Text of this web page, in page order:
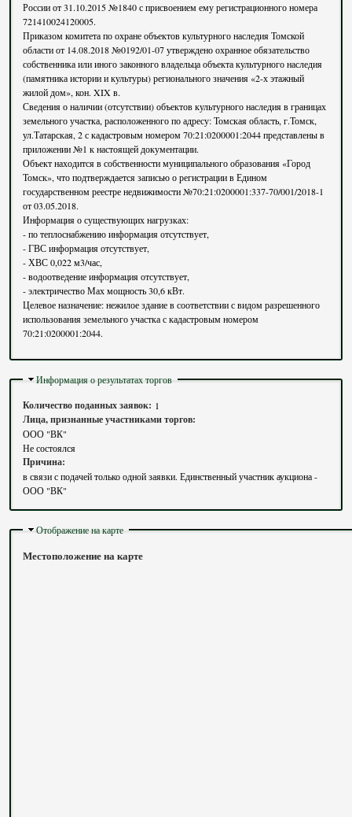
России от 31.10.2015 №1840 с присвоением ему регистрационного номера
721410024120005.
Приказом комитета по охране объектов культурного наследия Томской
области от 14.08.2018 №0192/01-07 утверждено охранное обязательство
собственника или иного законного владельца объекта культурного наследия
(памятника истории и культуры) регионального значения «2-х этажный
жилой дом», кон. XIX в.
Сведения о наличии (отсутствии) объектов культурного наследия в границах
земельного участка, расположенного по адресу: Томская область, г.Томск,
ул.Татарская, 2 с кадастровым номером 70:21:0200001:2044 представлены в
приложении №1 к настоящей документации.
Объект находится в собственности муниципального образования «Город
Томск», что подтверждается записью о регистрации в Едином
государственном реестре недвижимости №70:21:0200001:337-70/001/2018-1
от 03.05.2018.
Информация о существующих нагрузках:
- по теплоснабжению информация отсутствует,
- ГВС информация отсутствует,
- ХВС 0,022 м3/час,
- водоотведение информация отсутствует,
- электричество Мах мощность 30,6 кВт.
Целевое назначение: нежилое здание в соответствии с видом разрешенного
использования земельного участка с кадастровым номером
70:21:0200001:2044.
Скрыть
Информация о результатах торгов
Количество поданных заявок: 1
Лица, признанные участниками торгов:
ООО "ВК"
Не состоялся
Причина:
в связи с подачей только одной заявки. Единственный участник аукциона -
ООО "ВК"
Скрыть
Отображение на карте
Местоположение на карте